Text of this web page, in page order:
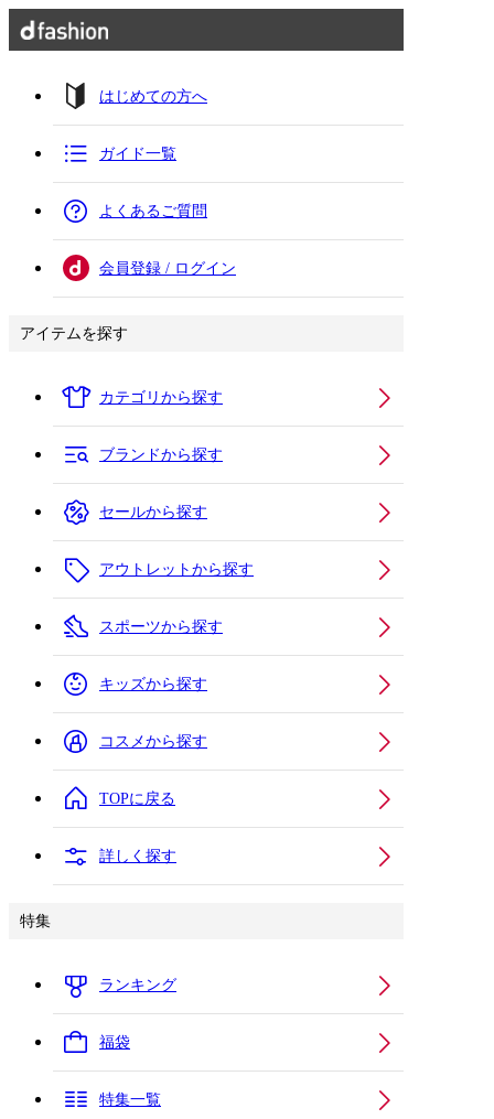
はじめての方へ
ガイド一覧
よくあるご質問
会員登録 / ログイン
アイテムを探す
カテゴリから探す
ブランドから探す
セールから探す
アウトレットから探す
スポーツから探す
キッズから探す
コスメから探す
TOPに戻る
詳しく探す
特集
ランキング
福袋
特集一覧